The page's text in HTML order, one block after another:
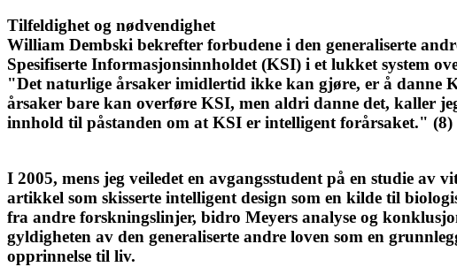
Tilfeldighet og nødvendighet
William Dembski bekrefter forbudene i den generaliserte
Spesifiserte Informasjonsinnholdet (KSI) i et lukket system
"Det naturlige årsaker imidlertid ikke kan gjøre, er å danne
årsaker bare kan overføre KSI, men aldri danne det, kaller
innhold til påstanden om at KSI er intelligent forårsaket." (8)
I 2005, mens jeg veiledet en avgangsstudent på en studie av
artikkel som skisserte intelligent design som en kilde til
fra andre forskningslinjer, bidro Meyers analyse og
gyldigheten av den generaliserte andre loven som en
opprinnelse til liv.